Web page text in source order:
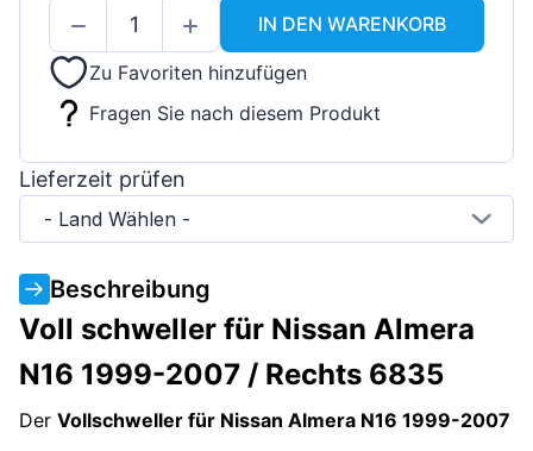
IN DEN WARENKORB
Zu Favoriten hinzufügen
Fragen Sie nach diesem Produkt
Lieferzeit prüfen
- Land Wählen -
Beschreibung
Voll schweller für Nissan Almera
N16 1999-2007 / Rechts 6835
Der Vollschweller für Nissan Almera N16 1999-2007